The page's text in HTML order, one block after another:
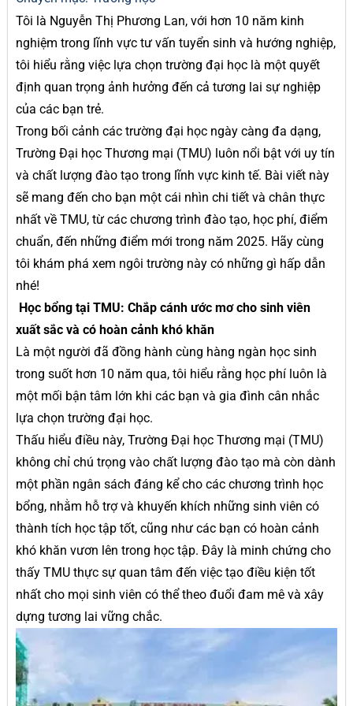
Tôi là Nguyễn Thị Phương Lan, với hơn 10 năm kinh
nghiệm trong lĩnh vực tư vấn tuyển sinh và hướng nghiệp,
tôi hiểu rằng việc lựa chọn trường đại học là một quyết
định quan trọng ảnh hưởng đến cả tương lai sự nghiệp
của các bạn trẻ.
Trong bối cảnh các trường đại học ngày càng đa dạng,
Trường Đại học Thương mại (TMU) luôn nổi bật với uy tín
và chất lượng đào tạo trong lĩnh vực kinh tế. Bài viết này
sẽ mang đến cho bạn một cái nhìn chi tiết và chân thực
nhất về TMU, từ các chương trình đào tạo, học phí, điểm
chuẩn, đến những điểm mới trong năm 2025. Hãy cùng
tôi khám phá xem ngôi trường này có những gì hấp dẫn
nhé!
Học bổng tại TMU: Chắp cánh ước mơ cho sinh viên
xuất sắc và có hoàn cảnh khó khăn
Là một người đã đồng hành cùng hàng ngàn học sinh
trong suốt hơn 10 năm qua, tôi hiểu rằng học phí luôn là
một mối bận tâm lớn khi các bạn và gia đình cân nhắc
lựa chọn trường đại học.
Thấu hiểu điều này, Trường Đại học Thương mại (TMU)
không chỉ chú trọng vào chất lượng đào tạo mà còn dành
một phần ngân sách đáng kể cho các chương trình học
bổng, nhằm hỗ trợ và khuyến khích những sinh viên có
thành tích học tập tốt, cũng như các bạn có hoàn cảnh
khó khăn vươn lên trong học tập. Đây là minh chứng cho
thấy TMU thực sự quan tâm đến việc tạo điều kiện tốt
nhất cho mọi sinh viên có thể theo đuổi đam mê và xây
dựng tương lai vững chắc.